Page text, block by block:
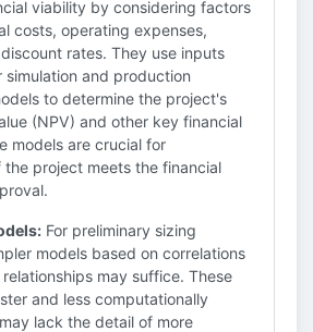
viability by considering factors
costs, operating expenses,
rates. They use inputs
simulation and production
to determine the project's
(NPV) and other key financial
models are crucial for
project meets the financial
For preliminary sizing
models based on correlations
may suffice. These
and less computationally
lack the detail of more